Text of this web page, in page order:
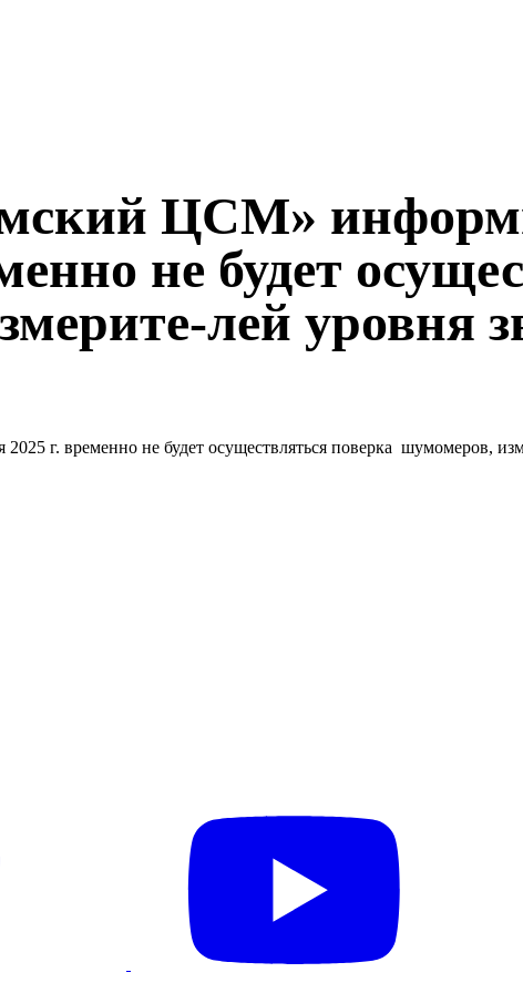
ЦСМ»
не будет
лей уровня
г. временно не будет осуществляться поверка шумомеров,